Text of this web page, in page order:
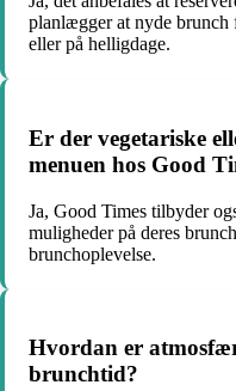
planlægger at nyde brunch
eller på helligdage.
Er der vegetariske
menuen hos Good
Ja, Good Times tilbyder
muligheder på deres
brunchoplevelse.
Hvordan er
brunchtid?